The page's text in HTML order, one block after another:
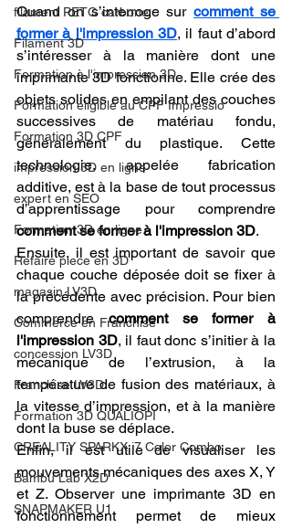
filament PETG carbone
Filament 3D
Formation à l'impression 3D.
Formation éligible au CPF Impressio
Formation 3D CPF
impression 3D en ligne
expert en SEO
Formation 3D en ligne.
Refaire piece en 3D
magasin LV3D
Commerce en Franchise
concession LV3D
Franchise LV3D
Formation 3D QUALIOPI
CREALITY SPARKX i7 Color Combo
Bambu Lab X2D
SNAPMAKER U1
Quand on s’interroge sur comment se
former à l'impression 3D, il faut d’abord
s’intéresser à la manière dont une
imprimante 3D fonctionne. Elle crée des
objets solides en empilant des couches
successives de matériau fondu,
généralement du plastique. Cette
technologie, appelée fabrication
additive, est à la base de tout processus
comment se former à l'impression 3D.
Ensuite, il est important de savoir que
chaque couche déposée doit se fixer à
la précédente avec précision. Pour bien
comprendre comment se former à
l'impression 3D, il faut donc s’initier à la
mécanique de l’extrusion, à la
température de fusion des matériaux, à
la vitesse d’impression, et à la manière
dont la buse se déplace.
Enfin, il est utile de visualiser les
mouvements mécaniques des axes X, Y
et Z. Observer une imprimante 3D en
fonctionnement permet de mieux